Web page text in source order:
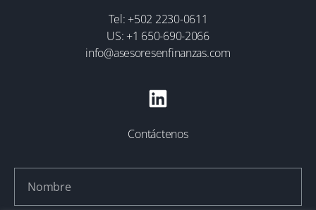
Tel: +502 2230-0611
US: +1 650-690-2066
info@asesoresenfinanzas.com
Contáctenos